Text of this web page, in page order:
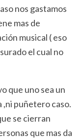
nos gastamos
mas de
musical ( eso
el cual no
que uno sea un
,ni puñetero caso.
se cierran
que mas da